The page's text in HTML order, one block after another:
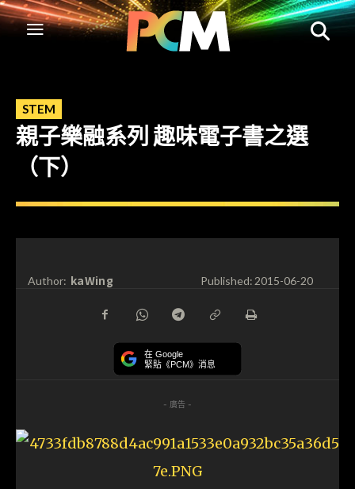
STEM
親子樂融系列 趣味電子書之選
（下）
Author: kaWing Published:2015-06-20
在 Google
緊貼《PCM》消息
- 廣告 -